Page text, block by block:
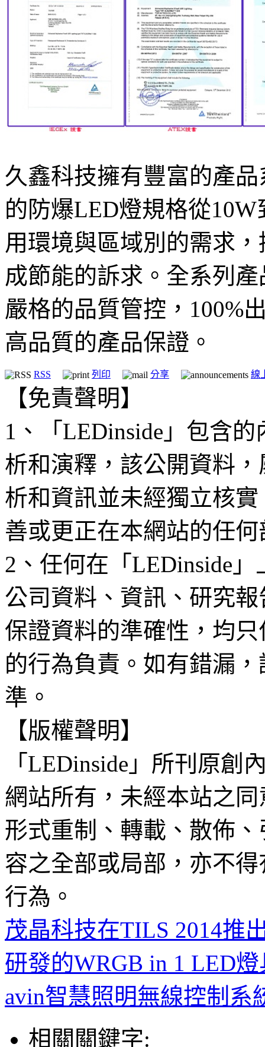
久鑫科技擁有豐富的產
的防爆LED燈規格從
用環境與區域別的需求
成節能的訴求。全系列
嚴格的品質管控，100%
高品質的產品保證。
RSS 列印 分享 線
【免責聲明】
1、「LEDinside」包含
析和演釋，該公開資料
析和資訊並未經獨立核
善或更正在本網站的任
2、任何在「LEDinside
公司資料、資訊、研究
保證資料的準確性，均
的行為負責。如有錯漏
準。
【版權聲明】
「LEDinside」所刊原創
網站所有，未經本站之
形式重制、轉載、散佈
容之全部或局部，亦不
行為。
茂晶科技在TILS 2014推
研發的WRGB in 1 LED燈
avin智慧照明無線控制系
相關關鍵字: